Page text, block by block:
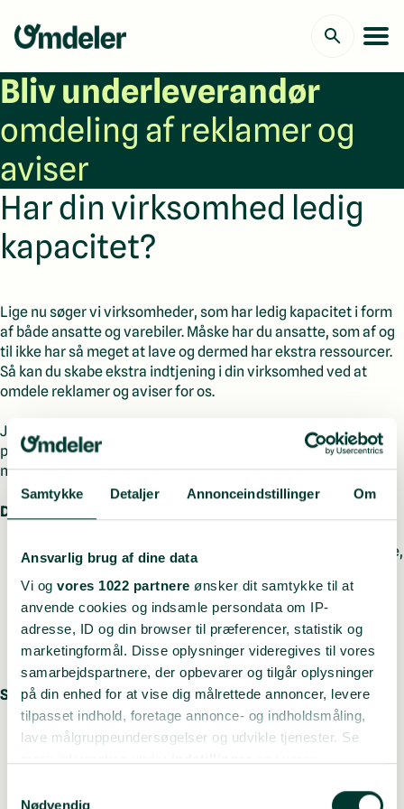
Samtykke Detaljer Annonceindstillinger Om
Ansvarlig brug af dine data
Vi og vores 1022 partnere ønsker dit samtykke til at
anvende cookies og indsamle persondata om IP-
adresse, ID og din browser til præferencer, statistik og
marketingformål. Disse oplysninger videregives til vores
samarbejdspartnere, der opbevarer og tilgår oplysninger
på din enhed for at vise dig målrettede annoncer, levere
tilpasset indhold, foretage annonce- og indholdsmåling,
lave målgruppeundersøgelser og udvikle tjenester. Se
tilbage eller ændre indstillinger fra vores
Nødvendig
Bliv underleverandør
omdeling af reklamer og
aviser
Har din virksomhed ledig
kapacitet?
Lige nu søger vi virksomheder, som har ledig kapacitet i form
af både ansatte og varebiler. Måske har du ansatte, som af og
til ikke har så meget at lave og dermed har ekstra ressourcer.
Så kan du skabe ekstra indtjening i din virksomhed ved at
omdele reklamer og aviser for os.
Jobbet består i at omdele reklamer og aviser til folks
postkasser i forskellige geografiske områder. Det er derfor
nødvendigt, at du har en varebil til rådighed.
Der er masser af fordele ved jobbet som underleverandør:
Meget fleksibelt job med mulighed for selv at bestemme,
Du bestemmer selv, hvornår I arbejder – inden for vores
deadline.
Mulighed for at optimere dine ansattes tid og samtidig
tjene flere penge.
Som underleverandør er dit ansvar:
At hente reklamer og aviser til jeres ruter på vores
korrekt til folks postkasser på ruterne.